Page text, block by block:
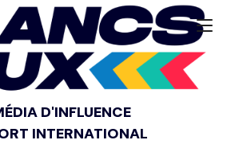
D'INFLUENCE
INTERNATIONAL